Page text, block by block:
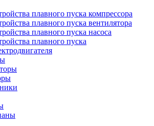
плавного пуска компрессора
плавного пуска вентилятора
плавного пуска насоса
плавного пуска